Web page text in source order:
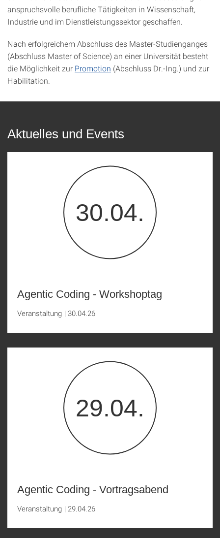
anspruchsvolle berufliche Tätigkeiten in Wissenschaft,
Industrie und im Dienstleistungssektor geschaffen.
Nach erfolgreichem Abschluss des Master-Studienganges
(Abschluss Master of Science) an einer Universität besteht
die Möglichkeit zur Promotion (Abschluss Dr.-Ing.) und zur
Habilitation.
Aktuelles und Events
30.04.
Agentic Coding - Workshoptag
Veranstaltung | 30.04.26
29.04.
Agentic Coding - Vortragsabend
Veranstaltung | 29.04.26